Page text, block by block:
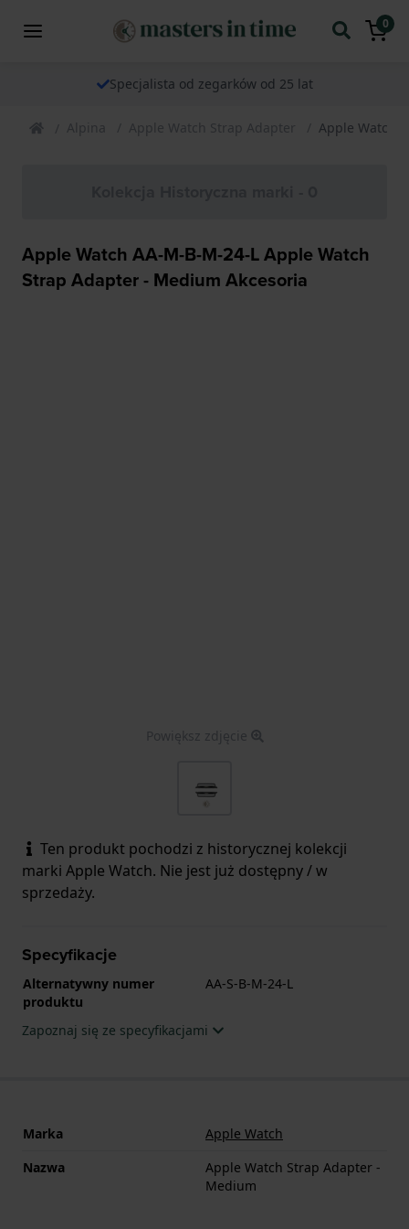
0
Specjalista od zegarków od 25 lat
Alpina Apple Watch Strap Adapter Apple Watch
Apple Watch AA-M-B-M-24-L Apple Watch
Strap Adapter - Medium Akcesoria
Powiększ zdjęcie
Ten produkt pochodzi z historycznej kolekcji
marki Apple Watch. Nie jest już dostępny / w
sprzedaży.
Specyfikacje
Alternatywny numer
produktu
AA-S-B-M-24-L
Zapoznaj się ze specyfikacjami
Marka
Apple Watch
Nazwa
Apple Watch Strap Adapter -
Medium